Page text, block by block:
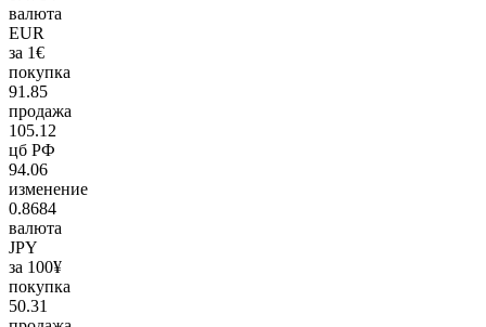
валюта
EUR
за 1€
покупка
91.85
продажа
105.12
цб РФ
94.06
изменение
0.8684
валюта
JPY
за 100¥
покупка
50.31